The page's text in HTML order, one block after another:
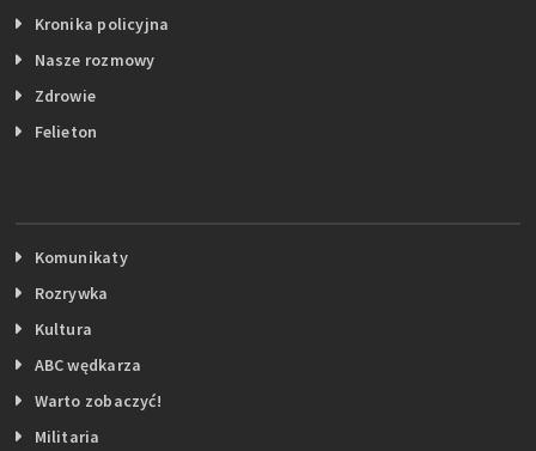
Kronika policyjna
Nasze rozmowy
Zdrowie
Felieton
Komunikaty
Rozrywka
Kultura
ABC wędkarza
Warto zobaczyć!
Militaria